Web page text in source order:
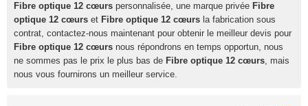
Fibre optique 12 cœurs personnalisée, une marque privée Fibre
optique 12 cœurs et Fibre optique 12 cœurs la fabrication sous
contrat, contactez-nous maintenant pour obtenir le meilleur devis pour
Fibre optique 12 cœurs nous répondrons en temps opportun, nous
ne sommes pas le prix le plus bas de Fibre optique 12 cœurs, mais
nous vous fournirons un meilleur service.